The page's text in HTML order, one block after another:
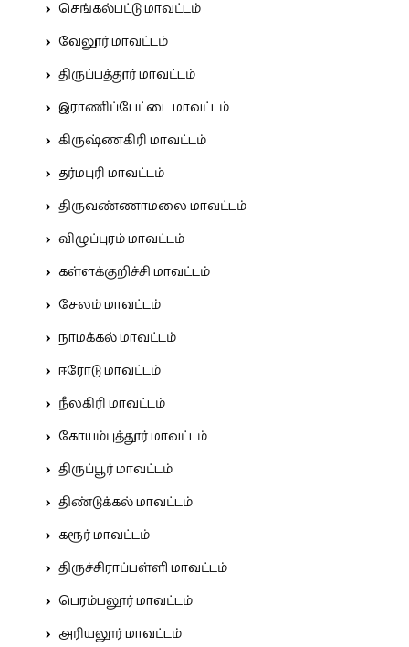
செங்கல்பட்டு மாவட்டம்
வேலூர் மாவட்டம்
திருப்பத்தூர் மாவட்டம்
இராணிப்பேட்டை மாவட்டம்
கிருஷ்ணகிரி மாவட்டம்
தர்மபுரி மாவட்டம்
திருவண்ணாமலை மாவட்டம்
விழுப்புரம் மாவட்டம்
கள்ளக்குறிச்சி மாவட்டம்
சேலம் மாவட்டம்
நாமக்கல் மாவட்டம்
ஈரோடு மாவட்டம்
நீலகிரி மாவட்டம்
கோயம்புத்தூர் மாவட்டம்
திருப்பூர் மாவட்டம்
திண்டுக்கல் மாவட்டம்
கரூர் மாவட்டம்
திருச்சிராப்பள்ளி மாவட்டம்
பெரம்பலூர் மாவட்டம்
அரியலூர் மாவட்டம்